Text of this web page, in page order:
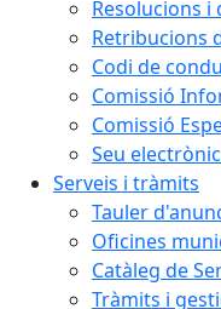
Resolucions i
Retribucions
Codi de
Comissió
Comissió
Seu
Serveis i tràmits
Tauler
Oficines
Catàleg de
Tràmits i